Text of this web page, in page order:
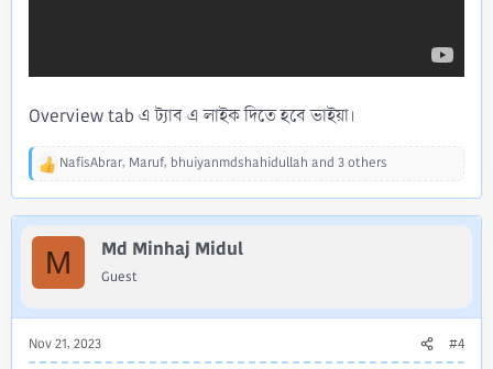
Overview tab এ ট্যাব এ লাইক দিতে হবে ভাইয়া।
R
a
o
:
NafisAbrar, Maruf, bhuiyanmdshahidullah and 3 others
M Md Minhaj Midul
Guest
Nov 21, 2023 #4